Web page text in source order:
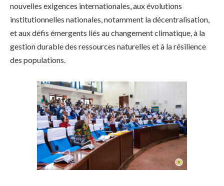
nouvelles exigences internationales, aux évolutions
institutionnelles nationales, notamment la décentralisation,
et aux défis émergents liés au changement climatique, à la
gestion durable des ressources naturelles et à la résilience
des populations.